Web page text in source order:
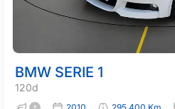
BMW SERIE 1
120d